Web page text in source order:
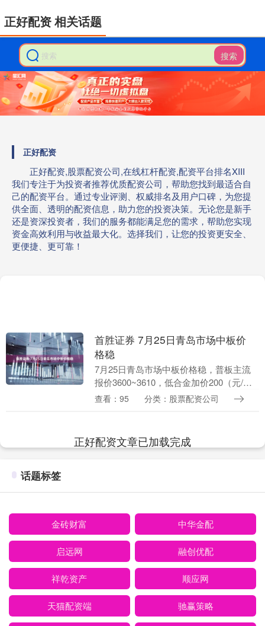
搜索
正好配资
正好配资,股票配资公司,在线杠杆配资,配资平台排名XIII‌
我们专注于为投资者推荐优质配资公司，帮助您找到最适合自
己的配资平台。通过专业评测、权威排名及用户口碑，为您提
供全面、透明的配资信息，助力您的投资决策。无论您是新手
还是资深投资者，我们的服务都能满足您的需求，帮助您实现
资金高效利用与收益最大化。选择我们，让您的投资更安全、
更便捷、更可靠！
正好配资 相关话题
首胜证券 7月25日青岛市场中板价
格稳
7月25日青岛市场中板价格稳，普板主流
报价3600~3610，低合金加价200（元/
吨）。....
查看：95 分类：股票配资公司
正好配资文章已加载完成
话题标签
金砖财富 中华金配
启远网 融创优配
祥乾资产 顺应网
天猫配资端 驰赢策略